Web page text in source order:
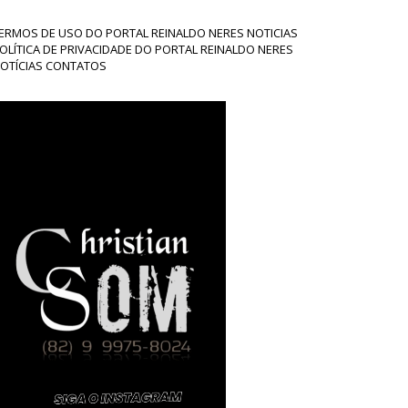
DE USO DO PORTAL REINALDO NERES NOTICIAS
DE PRIVACIDADE DO PORTAL REINALDO NERES
CONTATOS